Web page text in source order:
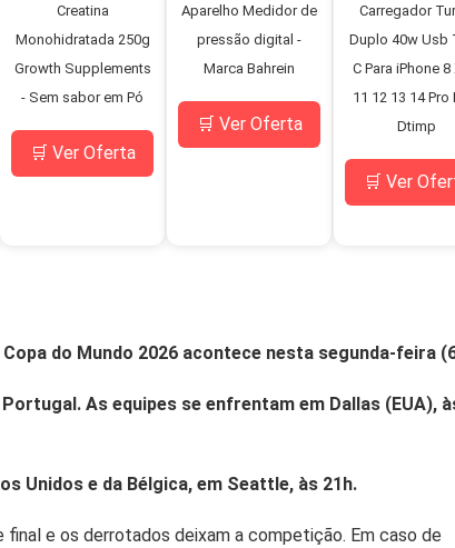
Creatina
Monohidratada 250g
Growth Supplements
- Sem sabor em Pó
🛒 Ver Oferta
Aparelho Medidor de
pressão digital -
Marca Bahrein
🛒 Ver Oferta
Carregador
Duplo 40w Usb
C Para iPhone 8
11 12 13 14 Pro
Dtimp
🛒 Ver
do Mundo 2026 acontece nesta segunda-feira
As equipes se enfrentam em Dallas (EUA),
Unidos e da Bélgica, em Seattle, às 21h.
final e os derrotados deixam a competição. Em caso de